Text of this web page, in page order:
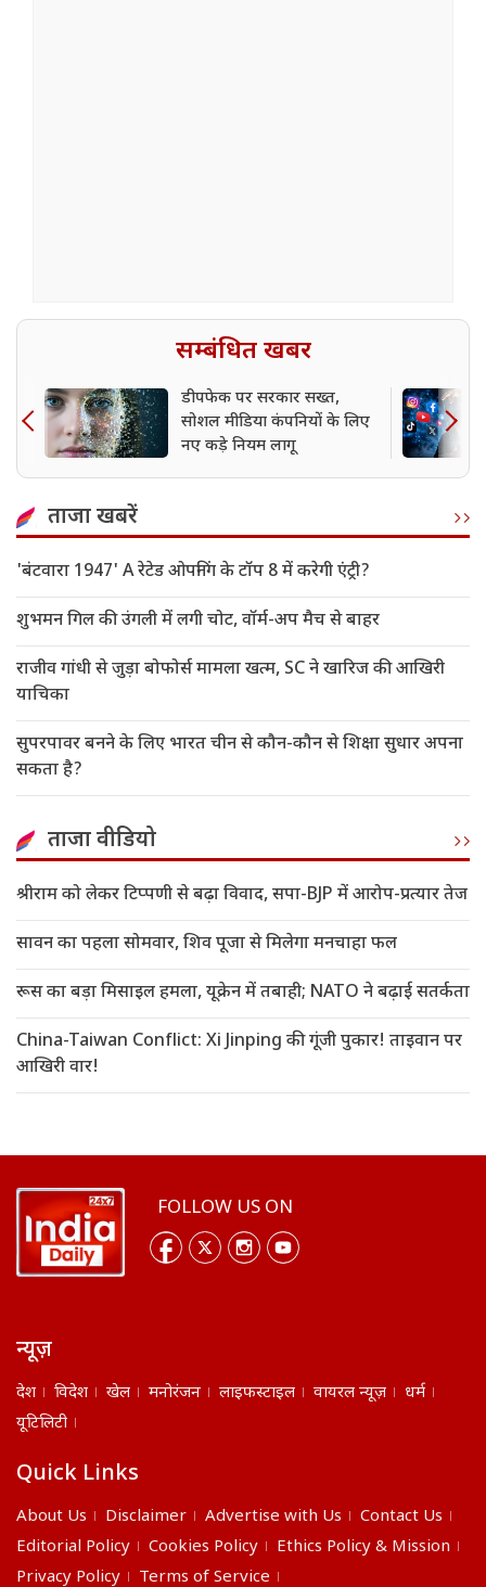
सम्बंधित खबर
डीपफेक पर सरकार सख्त,
सोशल मीडिया कंपनियों के लिए
नए कड़े नियम लागू
ताजा खबरें
'बंटवारा 1947' A रेटेड ओपनिंग के टॉप 8 में करेगी एंट्री?
शुभमन गिल की उंगली में लगी चोट, वॉर्म-अप मैच से बाहर
राजीव गांधी से जुड़ा बोफोर्स मामला खत्म, SC ने खारिज की आखिरी
याचिका
सुपरपावर बनने के लिए भारत चीन से कौन-कौन से शिक्षा सुधार अपना
सकता है?
ताजा वीडियो
श्रीराम को लेकर टिप्पणी से बढ़ा विवाद, सपा-BJP में आरोप-प्रत्यार तेज
सावन का पहला सोमवार, शिव पूजा से मिलेगा मनचाहा फल
रूस का बड़ा मिसाइल हमला, यूक्रेन में तबाही; NATO ने बढ़ाई सतर्कता
China-Taiwan Conflict: Xi Jinping की गूंजी पुकार! ताइवान पर
आखिरी वार!
FOLLOW US ON
न्यूज़
देश विदेश खेल मनोरंजन लाइफस्टाइल वायरल न्यूज़
धर्म
यूटिलिटी
Quick Links
About Us Disclaimer Advertise with Us
Contact Us
Editorial Policy
Cookies Policy
Ethics Policy & Mission
Privacy Policy
Terms of Service